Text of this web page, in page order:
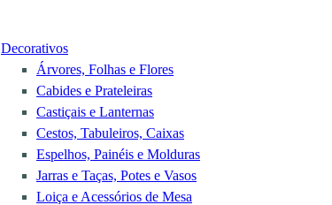
Decorativos
Árvores, Folhas e Flores
Cabides e Prateleiras
Castiçais e Lanternas
Cestos, Tabuleiros, Caixas
Espelhos, Painéis e Molduras
Jarras e Taças, Potes e Vasos
Loiça e Acessórios de Mesa